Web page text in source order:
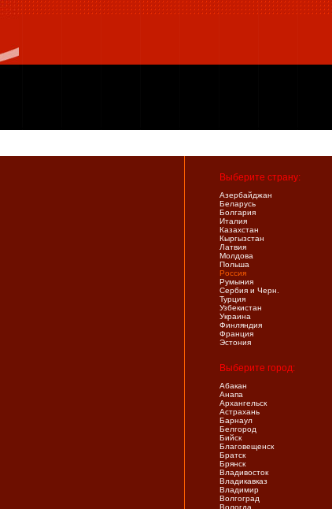
Выберите страну:
Азербайджан
Беларусь
Болгария
Италия
Казахстан
Кыргызстан
Латвия
Молдова
Польша
Россия
Румыния
Сербия и Черн.
Турция
Узбекистан
Украина
Финляндия
Франция
Эстония
Выберите город:
Абакан
Анапа
Архангельск
Астрахань
Барнаул
Белгород
Бийск
Благовещенск
Братск
Брянск
Владивосток
Владикавказ
Владимир
Волгоград
Вологда